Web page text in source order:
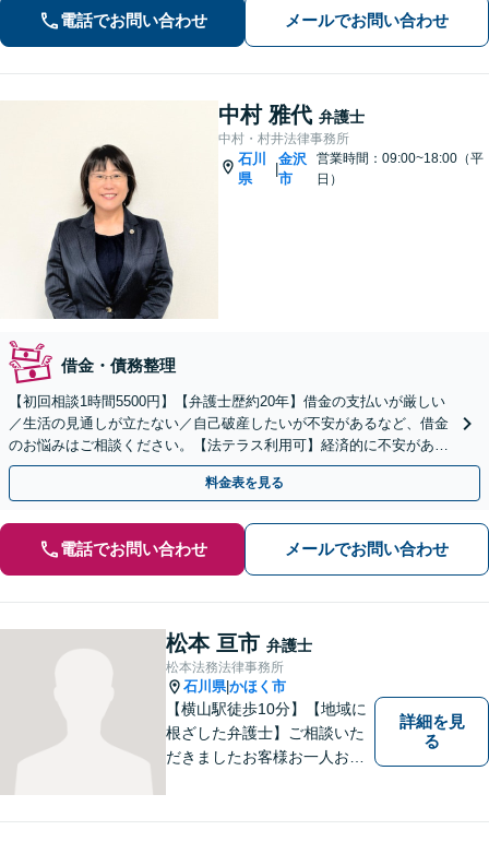
すく説明しますので、安心してご相談
ください。
電話でお問い合わせ メールでお問い合わせ
中村 雅代 弁護士
中村・村井法律事務所
石川
県
|
金沢
市
営業時間：09:00~18:00（平
日）
借金・債務整理
【初回相談1時間5500円】【弁護士歴約20年】借金の支払いが厳しい
／生活の見通しが立たない／自己破産したいが不安があるなど、借金
のお悩みはご相談ください。【法テラス利用可】経済的に不安がある
方もご相談ください。任意整理／個人再生も対応
料金表を見る
電話でお問い合わせ メールでお問い合わせ
松本 亘市 弁護士
松本法務法律事務所
石川県|かほく市
【横山駅徒歩10分】【地域に
根ざした弁護士】ご相談いた
だきましたお客様お一人お一
婚問題／相続問題／刑事事件
詳細を見
る